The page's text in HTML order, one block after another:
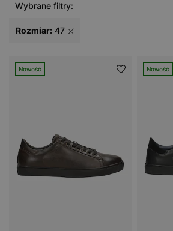
Wybrane filtry:
Rozmiar: 47
Nowość Nowość